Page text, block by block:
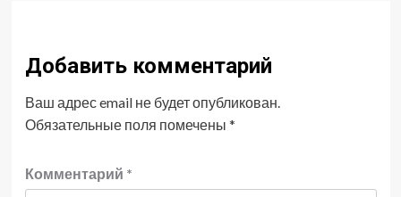
Добавить комментарий
Ваш адрес email не будет опубликован.
Обязательные поля помечены *
Комментарий *